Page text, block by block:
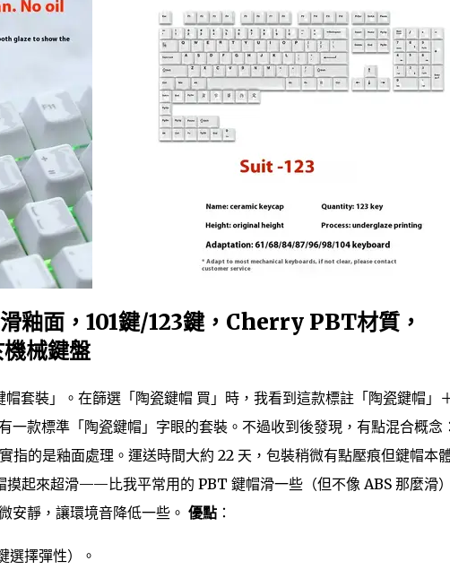
釉面，101鍵/123鍵，Cherry PBT材質，
械鍵盤
套裝」。在篩選「陶瓷鍵帽 買」時，我看到這款標註「陶瓷鍵帽」
一款標準「陶瓷鍵帽」字眼的套裝。不過收到後發現，有點混合概念
的是釉面處理。運送時間大約 22 天，包裝稍微有點壓痕但鍵帽本
摸起來超滑——比我平常用的 PBT 鍵帽滑一些（但不像 ABS 那麼滑
安靜，讓環境音降低一些。 優點：
選擇彈性）。